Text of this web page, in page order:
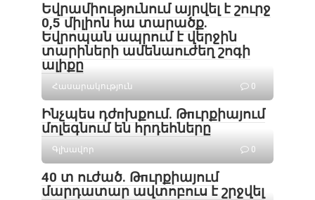
Եվրամիությունում այրվել է շուրջ
0,5 միլիոն հա տարածք․
Եվրոպան ապրում է վերջին
տարիների ամենաուժեղ շոգի
ալիքը
Հասարակություն 0
Ինչպես դժпխքում. Թпւրքիայում
մոլեգնում են հրդեհները
Գլխավոր 0
40 տ ուժած. Թпւրքիայում
մարդատար ավտոբուս է շրջվել